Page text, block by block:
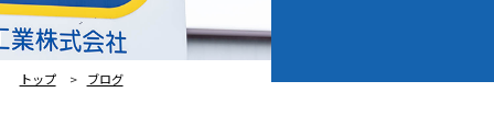
トップ ブログ